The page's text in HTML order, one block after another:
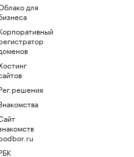
для